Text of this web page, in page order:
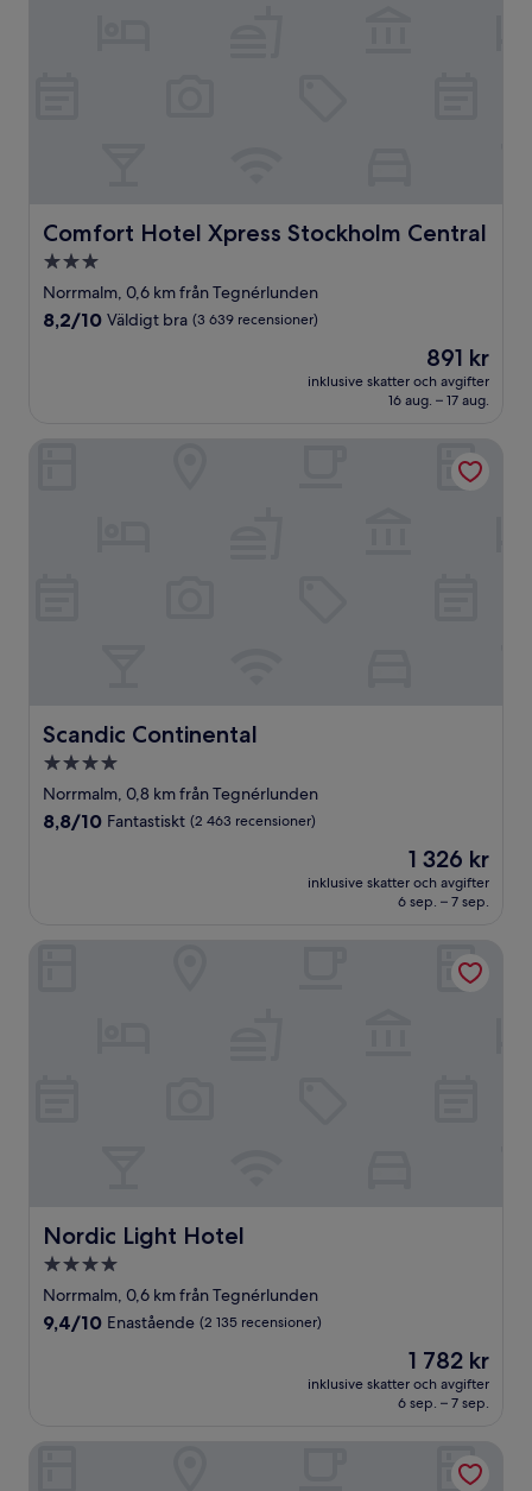
Comfort Hotel Xpress Stockholm Central
Comfort Hotel Xpress Stockholm Central
3.0-
stjärnigt
boende
Norrmalm, 0,6 km från Tegnérlunden
8.2
8,2/10 Väldigt bra (3 639 recensioner)
Priset
är
891 kr
891 kr
inklusive skatter och avgifter
16 aug. – 17 aug.
Scandic Continental
Scandic Continental
4.0-
stjärnigt
boende
Norrmalm, 0,8 km från Tegnérlunden
8.8
8,8/10 Fantastiskt (2 463 recensioner)
Priset
är
1 326 kr
1 326 kr
inklusive skatter och avgifter
6 sep. – 7 sep.
Nordic Light Hotel
Nordic Light Hotel
4.0-
stjärnigt
boende
Norrmalm, 0,6 km från Tegnérlunden
9.4
9,4/10 Enastående (2 135 recensioner)
Priset
är
1 782 kr
1 782 kr
inklusive skatter och avgifter
6 sep. – 7 sep.